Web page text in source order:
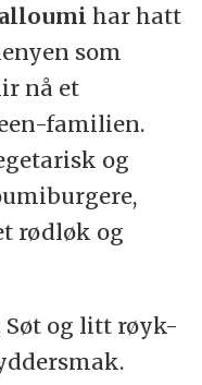
har hatt
som
nå et
familien.
og
rødløk og
Søt og litt røyk-